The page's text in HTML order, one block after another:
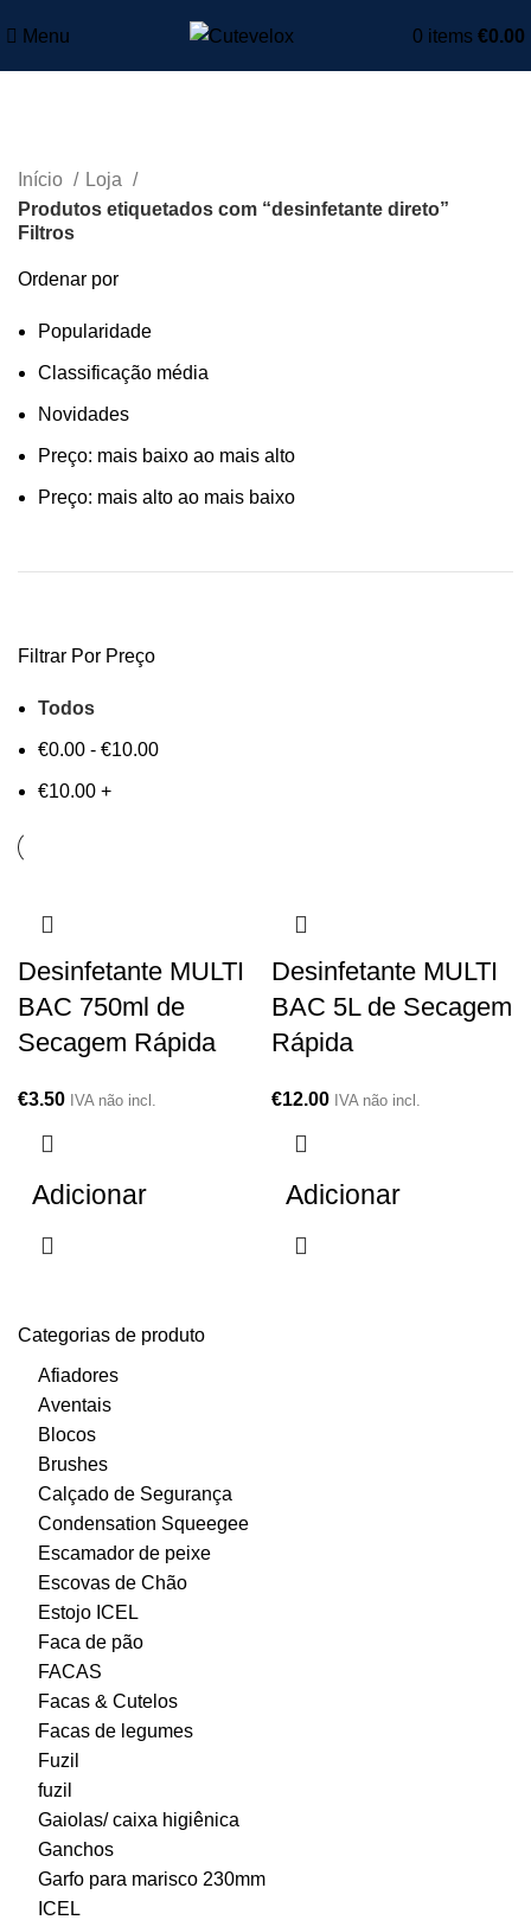
Menu 0 items €0.00
Categorias de produto
Afiadores
Aventais
Blocos
Brushes
Calçado de Segurança
Condensation Squeegee
Escamador de peixe
Escovas de Chão
Estojo ICEL
Faca de pão
FACAS
Facas & Cutelos
Facas de legumes
Fuzil
fuzil
Gaiolas/ caixa higiênica
Ganchos
Garfo para marisco 230mm
ICEL
Início
Loja
Produtos etiquetados com “desinfetante direto”
Filtros
Ordenar por
Popularidade
Classificação média
Novidades
Preço: mais baixo ao mais alto
Preço: mais alto ao mais baixo
Filtrar Por Preço
Todos
€0.00 - €10.00
€10.00 +
Desinfetante MULTI
BAC 750ml de
Secagem Rápida
€3.50 IVA não incl.
Adicionar
Desinfetante MULTI
BAC 5L de Secagem
Rápida
€12.00 IVA não incl.
Adicionar